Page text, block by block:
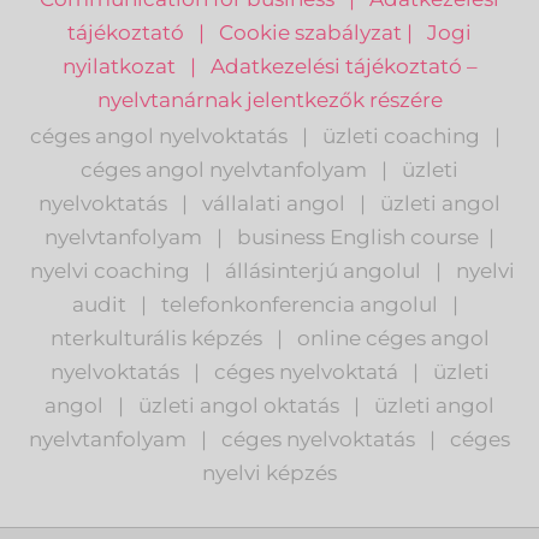
tájékoztató | Cookie szabályzat | Jogi
nyilatkozat | Adatkezelési tájékoztató –
nyelvtanárnak jelentkezők részére
céges angol nyelvoktatás
| üzleti coaching
|
céges angol nyelvtanfolyam
|
üzleti
nyelvoktatás
| vállalati angol |
üzleti angol
nyelvtanfolyam
| business English course |
nyelvi coaching
| állásinterjú angolul |
nyelvi
audit
| telefonkonferencia angolul
|
nterkulturális képzés
| online céges angol
nyelvoktatás
| céges nyelvoktatá |
üzleti
angol
| üzleti angol oktatás |
üzleti angol
nyelvtanfolyam
| céges nyelvoktatás |
céges
nyelvi képzés